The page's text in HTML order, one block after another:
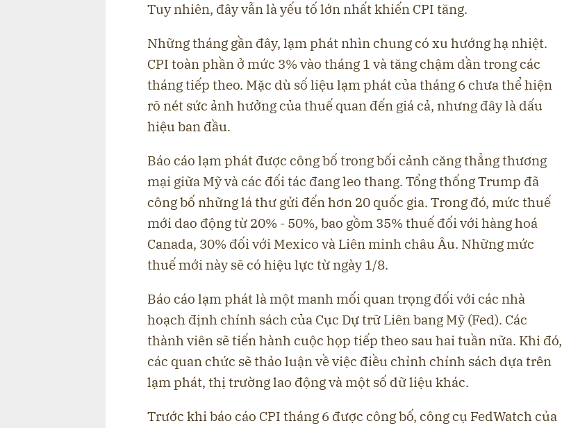
Tuy nhiên, đây vẫn là yếu tố lớn nhất khiến CPI tăng.
Những tháng gần đây, lạm phát nhìn chung có xu hướng hạ nhiệt.
CPI toàn phần ở mức 3% vào tháng 1 và tăng chậm dần trong các
tháng tiếp theo. Mặc dù số liệu lạm phát của tháng 6 chưa thể hiện
rõ nét sức ảnh hưởng của thuế quan đến giá cả, nhưng đây là dấu
hiệu ban đầu.
Báo cáo lạm phát được công bố trong bối cảnh căng thẳng thương
mại giữa Mỹ và các đối tác đang leo thang. Tổng thống Trump đã
công bố những lá thư gửi đến hơn 20 quốc gia. Trong đó, mức thuế
mới dao động từ 20% - 50%, bao gồm 35% thuế đối với hàng hoá
Canada, 30% đối với Mexico và Liên minh châu Âu. Những mức
thuế mới này sẽ có hiệu lực từ ngày 1/8.
Báo cáo lạm phát là một manh mối quan trọng đối với các nhà
hoạch định chính sách của Cục Dự trữ Liên bang Mỹ (Fed ). Các
thành viên sẽ tiến hành cuộc họp tiếp theo sau hai tuần nữa. Khi đó,
các quan chức sẽ thảo luận về việc điều chỉnh chính sách dựa trên
lạm phát, thị trường lao động và một số dữ liệu khác.
Trước khi báo cáo CPI tháng 6 được công bố, công cụ FedWatch của